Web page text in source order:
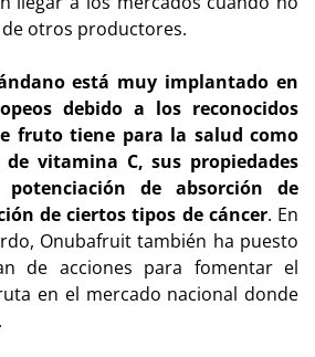
otros productores.
está muy implantado en
debido a los reconocidos
fruto tiene para la salud como
vitamina C, sus propiedades
de absorción de
de ciertos tipos de cáncer. En
Onubafruit también ha puesto
de acciones para fomentar el
en el mercado nacional donde